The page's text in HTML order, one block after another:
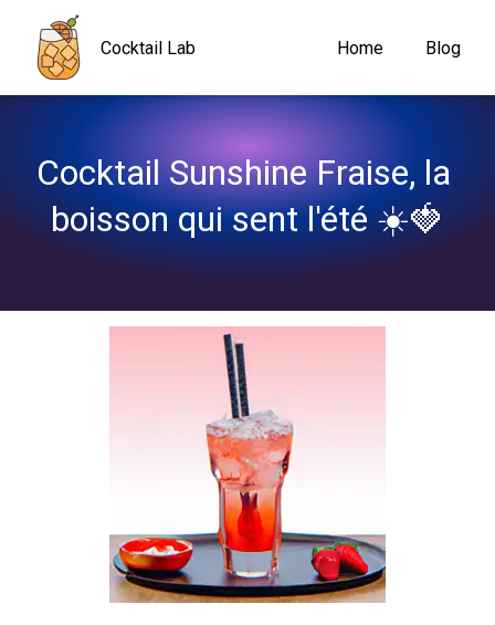
Cocktail Lab Home Blog
Cocktail Sunshine Fraise, la
boisson qui sent l'été ☀️🍓
Navigated to Cocktail Sunshine Fraise, la boisson qui sent